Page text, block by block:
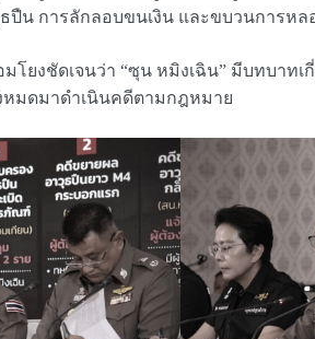
น การลักลอบขนเงิน และขบวนการหล
งชัดเจนว่า “ซุน หมิงเฉิน” มีบทบาทเ
หมดมาดำเนินคดีตามกฎหมาย